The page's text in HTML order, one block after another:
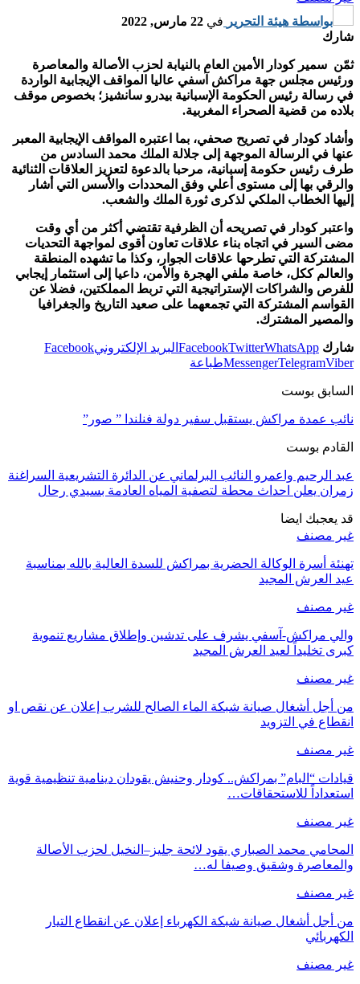
بواسطة هيئة التحرير في 22 مارس, 2022
شارك
ثمّن سمير كودار الأمين العام بالنيابة لحزب الأصالة والمعاصرة
ورئيس مجلس جهة مراكش آسفي عاليا المواقف الإيجابية الواردة
في رسالة رئيس الحكومة الإسبانية بيدرو سانشيز؛ بخصوص موقف
بلاده من قضية الصحراء المغربية.
وأشاد كودار في تصريح صحفي، بما اعتبره المواقف الإيجابية المعبر
عنها في الرسالة الموجهة إلى جلالة الملك محمد السادس من
طرف رئيس حكومة إسبانية، مرحبا بالدعوة لتعزيز العلاقات الثنائية
والرقي بها إلى مستوى أعلي وفق المحددات والأسس التي أشار
إليها الخطاب الملكي لذكرى ثورة الملك والشعب.
واعتبر كودار في تصريحه أن الظرفية تقتضي أكثر من أي وقت
مضى السير في اتجاه بناء علاقات تعاون أقوى لمواجهة التحديات
المشتركة التي تطرحها علاقات الجوار، وكذا ما تشهده المنطقة
والعالم ككل، خاصة ملفي الهجرة والأمن، داعيا إلى استثمار إيجابي
للفرص والشراكات الإستراتيجية التي تربط المملكتين، فضلا عن
القواسم المشتركة التي تجمعهما على صعيد التاريخ والجغرافيا
والمصير المشترك.
شارك FacebookTwitterWhatsApp البريد الإلكترونيFacebook
MessengerTelegramViber طباعة
السابق بوست
نائب عمدة مراكش يستقبل سفير دولة فنلندا ” صور”
القادم بوست
عبد الرحيم واعمرو النائب البرلماني عن الدائرة التشريعية السراغنة
زمران يعلن احداث محطة لتصفية المياه العادمة بسيدي رحال
قد يعجبك ايضا
غير مصنف
تهنئة أسرة الوكالة الحضرية بمراكش للسدة العالية بالله بمناسبة
عيد العرش المجيد
غير مصنف
والي مراكش-آسفي يشرف على تدشين وإطلاق مشاريع تنموية
كبرى تخليداً لعيد العرش المجيد
غير مصنف
من أجل أشغال صيانة شبكة الماء الصالح للشرب إعلان عن نقص او
انقطاع في التزويد
غير مصنف
قيادات “البام” بمراكش.. كودار وحنيش يقودان دينامية تنظيمية قوية
استعداداً للاستحقاقات…
غير مصنف
المحامي محمد الصباري يقود لائحة جليز–النخيل لحزب الأصالة
والمعاصرة وشقيق وصيفا له…
غير مصنف
من أجل أشغال صيانة شبكة الكهرباء إعلان عن انقطاع التيار
الكهربائي
غير مصنف